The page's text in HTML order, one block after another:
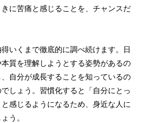
に苦痛と感じることを、チャンスだ
いくまで徹底的に調べ続けます。日
質を理解しようとする姿勢があるの
自分が成長することを知っているの
しょう。習慣化すると「自分にとっ
感じるようになるため、身近な人に
う。